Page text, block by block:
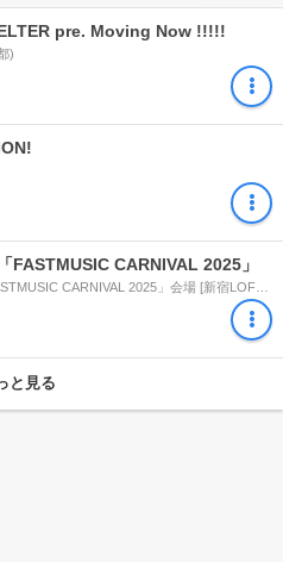
pre. Moving Now !!!!!
)
CARNIVAL 2025」
と見る